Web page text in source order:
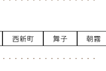
西新町 舞子 朝霧